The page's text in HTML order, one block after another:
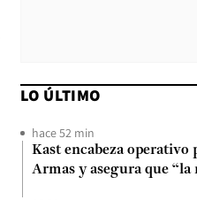
LO ÚLTIMO
hace 52 min
Kast encabeza operativo
Armas y asegura que “la